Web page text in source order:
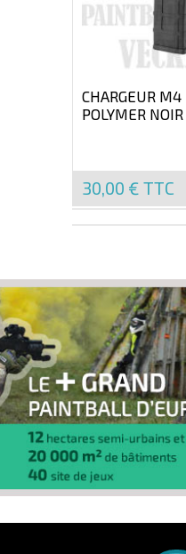
CHARGEUR M4
POLYMER
30,00 € TTC